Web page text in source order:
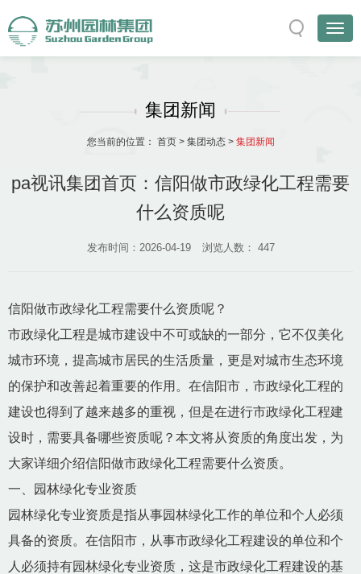
集团新闻
您当前的位置： 首页> 集团动态> 集团新闻
pa视讯集团首页：信阳做市政绿化工程需要
什么资质呢
发布时间：2026-04-19 浏览人数： 447
信阳做市政绿化工程需要什么资质呢？
市政绿化工程是城市建设中不可或缺的一部分，它不仅美化
城市环境，提高城市居民的生活质量，更是对城市生态环境
的保护和改善起着重要的作用。在信阳市，市政绿化工程的
建设也得到了越来越多的重视，但是在进行市政绿化工程建
设时，需要具备哪些资质呢？本文将从资质的角度出发，为
大家详细介绍信阳做市政绿化工程需要什么资质。
一、园林绿化专业资质
园林绿化专业资质是指从事园林绿化工作的单位和个人必须
具备的资质。在信阳市，从事市政绿化工程建设的单位和个
人必须持有园林绿化专业资质，这是市政绿化工程建设的基